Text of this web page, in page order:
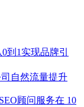
到1实现品牌引
司自然流量提升
顾问服务在 10